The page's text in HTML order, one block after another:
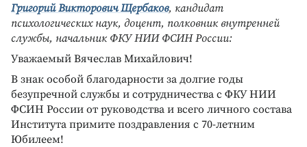
Григорий Викторович Щербаков, кандидат
психологических наук, доцент, полковник внутренней
службы, начальник ФКУ НИИ ФСИН России:
Уважаемый Вячеслав Михайлович!
В знак особой благодарности за долгие годы
безупречной службы и сотрудничества с ФКУ НИИ
ФСИН России от руководства и всего личного состава
Института примите поздравления с 70-летним
Юбилеем!